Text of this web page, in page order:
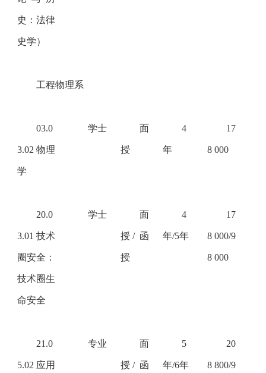
史：法律
史学）
工程物理系
03.0
3.02 物理
学
学士 面
授
4
年
17
8 000
20.0
3.01 技术
圈安全：
技术圈生
命安全
学士 面
授 / 函
授
4
年/5年
17
8 000/9
8 000
21.0
5.02 应用
专业 面
授 / 函
5
年/6年
20
8 800/9